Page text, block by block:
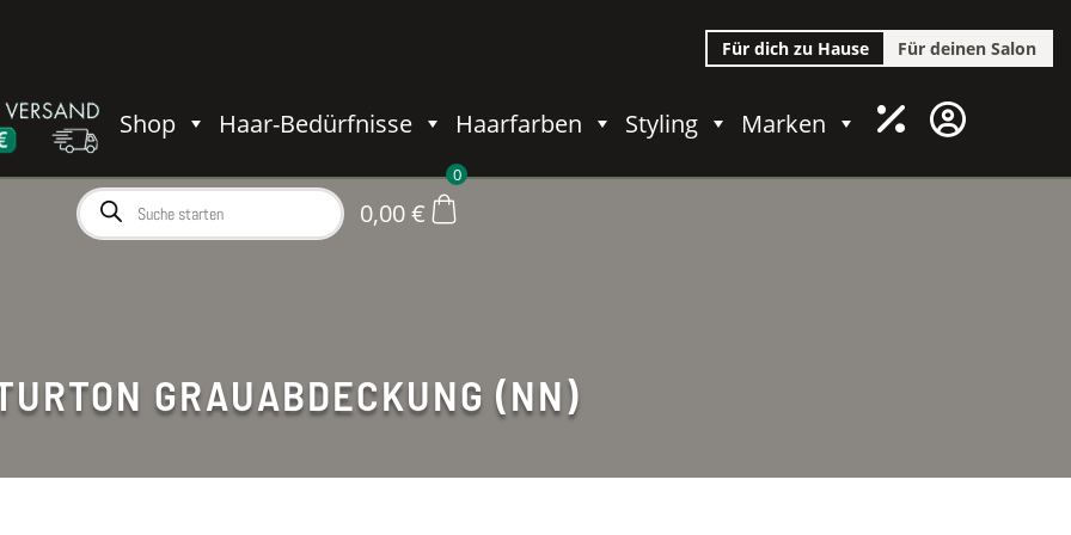
Für dich zu Hause Für deinen Salon
Shop Haar-Bedürfnisse Haarfarben Styling Marken
Products
search 0,00€
0
GRAUABDECKUNG (NN)